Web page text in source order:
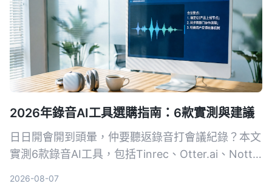
2026年錄音AI工具選購指南：6款實測與建議
日日開會開到頭暈，仲要聽返錄音打會議紀錄？本文
實測6款錄音AI工具，包括Tinrec、Otter.ai、Notta
2026-08-07